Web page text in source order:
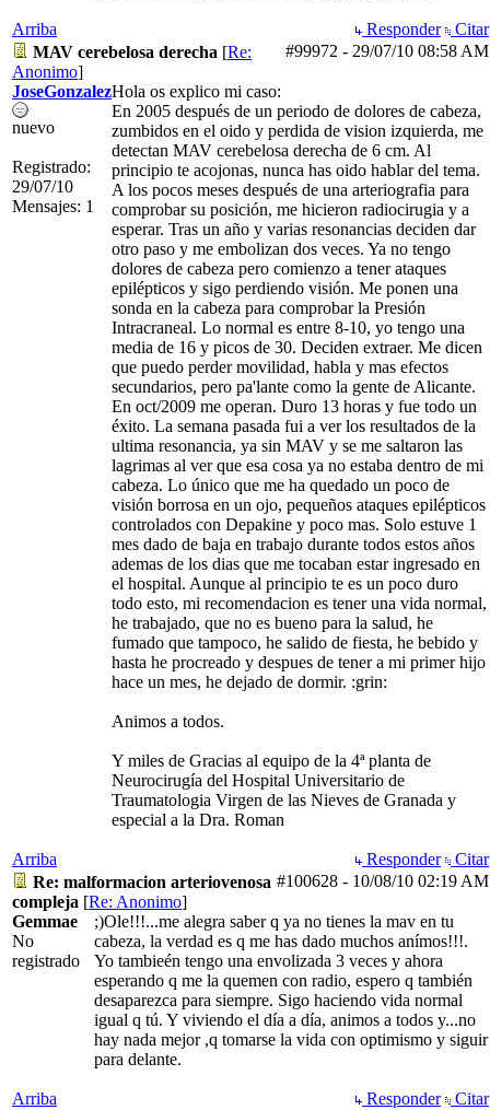
Arriba Responder
Citar
#99972 - 29/07/10 08:58 AM
MAV cerebelosa derecha [Re:
Anonimo]
JoseGonzalez
nuevo
Registrado:
29/07/10
Mensajes: 1
Hola os explico mi caso:
En 2005 después de un periodo de dolores de cabeza,
zumbidos en el oido y perdida de vision izquierda, me
detectan MAV cerebelosa derecha de 6 cm. Al
principio te acojonas, nunca has oido hablar del tema.
A los pocos meses después de una arteriografia para
comprobar su posición, me hicieron radiocirugia y a
esperar. Tras un año y varias resonancias deciden dar
otro paso y me embolizan dos veces. Ya no tengo
dolores de cabeza pero comienzo a tener ataques
epilépticos y sigo perdiendo visión. Me ponen una
sonda en la cabeza para comprobar la Presión
Intracraneal. Lo normal es entre 8-10, yo tengo una
media de 16 y picos de 30. Deciden extraer. Me dicen
que puedo perder movilidad, habla y mas efectos
secundarios, pero pa'lante como la gente de Alicante.
En oct/2009 me operan. Duro 13 horas y fue todo un
éxito. La semana pasada fui a ver los resultados de la
ultima resonancia, ya sin MAV y se me saltaron las
lagrimas al ver que esa cosa ya no estaba dentro de mi
cabeza. Lo único que me ha quedado un poco de
visión borrosa en un ojo, pequeños ataques epilépticos
controlados con Depakine y poco mas. Solo estuve 1
mes dado de baja en trabajo durante todos estos años
ademas de los dias que me tocaban estar ingresado en
el hospital. Aunque al principio te es un poco duro
todo esto, mi recomendacion es tener una vida normal,
he trabajado, que no es bueno para la salud, he
fumado que tampoco, he salido de fiesta, he bebido y
hasta he procreado y despues de tener a mi primer hijo
hace un mes, he dejado de dormir. :grin:
Animos a todos.
Y miles de Gracias al equipo de la 4ª planta de
Neurocirugía del Hospital Universitario de
Traumatologia Virgen de las Nieves de Granada y
especial a la Dra. Roman
Arriba Responder
Citar
#100628 - 10/08/10 02:19 AM
Re: malformacion arteriovenosa
compleja [Re: Anonimo]
Gemmae
No
registrado
;)Ole!!!...me alegra saber q ya no tienes la mav en tu
cabeza, la verdad es q me has dado muchos anímos!!!.
Yo tambieén tengo una envolizada 3 veces y ahora
esperando q me la quemen con radio, espero q también
desaparezca para siempre. Sigo haciendo vida normal
igual q tú. Y viviendo el día a día, animos a todos y...no
hay nada mejor ,q tomarse la vida con optimismo y siguir
para delante.
Arriba Responder
Citar